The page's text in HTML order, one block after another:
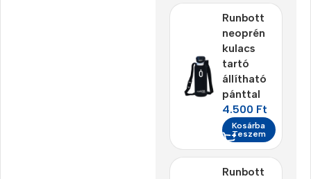
Runbott
neoprén
kulacs
tartó
állítható
pánttal
4.500 Ft
Kosárba
Teszem
Runbott